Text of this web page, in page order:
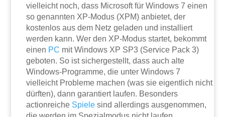
vielleicht noch, dass Microsoft für Windows 7 einen
so genannten XP-Modus (XPM) anbietet, der
kostenlos aus dem Netz geladen und installiert
werden kann. Wer den XP-Modus startet, bekommt
einen PC mit Windows XP SP3 (Service Pack 3)
geboten. So ist sichergestellt, dass auch alte
Windows-Programme, die unter Windows 7
vielleicht Probleme machen (was sie eigentlich nicht
dürften), dann garantiert laufen. Besonders
actionreiche Spiele sind allerdings ausgenommen,